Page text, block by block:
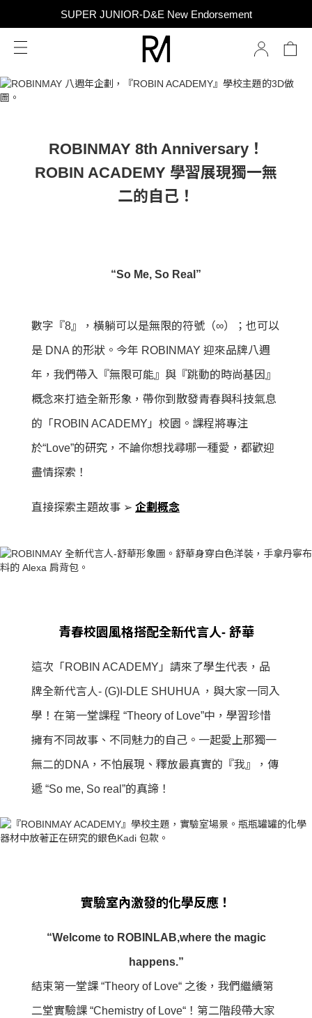
SUPER JUNIOR-D&E New Endorsement
SUPER JUNIOR-D&E New Endorsement
Taiwan Only｜Balm Set Includes Mini Perfume
ROBINMAY 8th Anniversary！
ROBIN ACADEMY 學習展現獨一無
二的自己！
“So Me, So Real”
數字『8』，橫躺可以是無限的符號（∞）；也可以
是 DNA 的形狀。今年 ROBINMAY 迎來品牌八週
年，我們帶入『無限可能』與『跳動的時尚基因』
概念來打造全新形象，帶你到散發青春與科技氣息
的「ROBIN ACADEMY」校園。課程將專注
於“Love”的研究，不論你想找尋哪一種愛，都歡迎
盡情探索！
直接探索主題故事 ➢ 企劃概念
青春校園風格搭配全新代言人- 舒華
這次「ROBIN ACADEMY」請來了學生代表，品
牌全新代言人- (G)I-DLE SHUHUA ，與大家一同入
學！在第一堂課程 “Theory of Love”中，學習珍惜
擁有不同故事、不同魅力的自己。一起愛上那獨一
無二的DNA，不怕展現、釋放最真實的『我』，傳
遞 “So me, So real”的真諦！
實驗室內激發的化學反應！
“Welcome to ROBINLAB,where the magic
happens.”
結束第一堂課 “Theory of Love“ 之後，我們繼續第
二堂實驗課 “Chemistry of Love“！第二階段帶大家